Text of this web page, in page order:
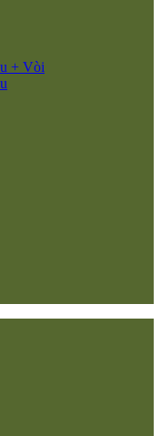
+ Vòi